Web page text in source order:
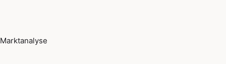
Marktanalyse